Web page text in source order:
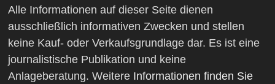
Alle Informationen auf dieser Seite dienen
ausschließlich informativen Zwecken und stellen
keine Kauf- oder Verkaufsgrundlage dar. Es ist eine
journalistische Publikation und keine
Anlageberatung. Weitere Informationen finden Sie